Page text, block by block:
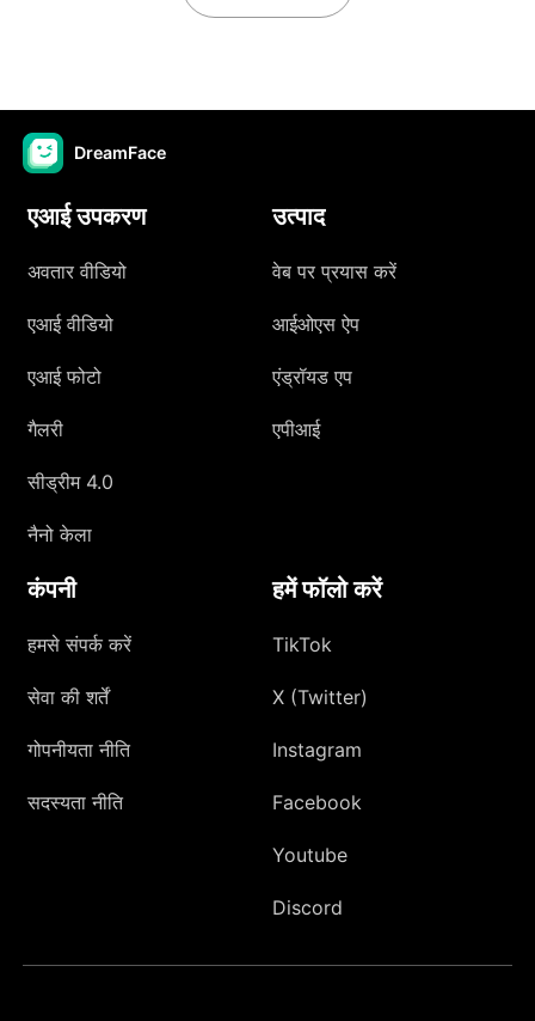
DreamFace
एआई उपकरण
अवतार वीडियो
एआई वीडियो
एआई फोटो
गैलरी
सीड्रीम 4.0
नैनो केला
उत्पाद
वेब पर प्रयास करें
आईओएस ऐप
एंड्रॉयड एप
एपीआई
कंपनी
हमसे संपर्क करें
सेवा की शर्तें
गोपनीयता नीति
सदस्यता नीति
हमें फॉलो करें
TikTok
X (Twitter)
Instagram
Facebook
Youtube
Discord